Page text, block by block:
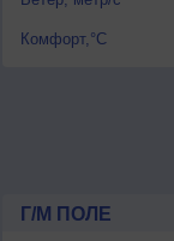
Комфорт,°C
Г/М ПОЛЕ